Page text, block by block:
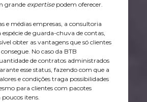
grande expertisepodem oferecer.
e médias empresas, a consultoria
de guarda-chuva de contas,
obter as vantagens que só clientes
No caso da BTB
de contratos administrados
esse status, fazendo com que a
e condições traga possibilidades
para clientes com pacotes
poucos itens.